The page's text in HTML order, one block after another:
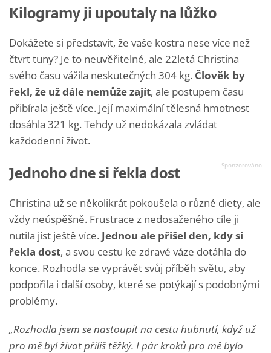
Kilogramy ji upoutaly na lůžko
Dokážete si představit, že vaše kostra nese více než
čtvrt tuny? Je to neuvěřitelné, ale 22letá Christina
svého času vážila neskutečných 304 kg. Člověk by
řekl, že už dále nemůže zajít, ale postupem času
přibírala ještě více. Její maximální tělesná hmotnost
dosáhla 321 kg. Tehdy už nedokázala zvládat
každodenní život.
Jednoho dne si řekla dost
Christina už se několikrát pokoušela o různé diety, ale
vždy neúspěšně. Frustrace z nedosaženého cíle ji
nutila jíst ještě více. Jednou ale přišel den, kdy si
řekla dost, a svou cestu ke zdravé váze dotáhla do
konce. Rozhodla se vyprávět svůj příběh světu, aby
podpořila i další osoby, které se potýkají s podobnými
problémy.
„Rozhodla jsem se nastoupit na cestu hubnutí, když už
pro mě byl život příliš těžký. I pár kroků pro mě bylo